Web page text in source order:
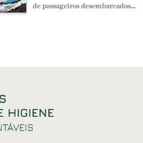
de passageiros desembarcados...